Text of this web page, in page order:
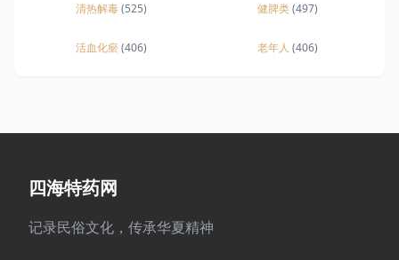
清热解毒(525) 健脾类(497)
活血化瘀(406) 老年人 (406)
四海特药网
记录民俗文化，传承华夏精神